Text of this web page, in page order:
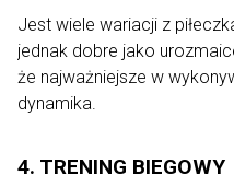
Jest wiele wariacji z
jednak dobre jako
że najważniejsze w
dynamika.
4. TRENING BIEGOWY